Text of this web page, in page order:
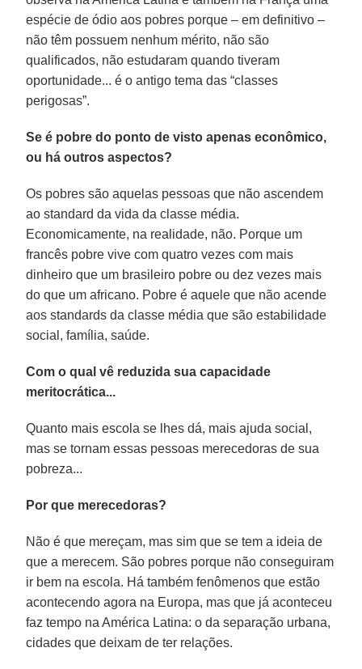
espécie de ódio aos pobres porque – em definitivo –
não têm possuem nenhum mérito, não são
qualificados, não estudaram quando tiveram
oportunidade... é o antigo tema das “classes
perigosas”.
Se é pobre do ponto de visto apenas econômico,
ou há outros aspectos?
Os pobres são aquelas pessoas que não ascendem
ao standard da vida da classe média.
Economicamente, na realidade, não. Porque um
francês pobre vive com quatro vezes com mais
dinheiro que um brasileiro pobre ou dez vezes mais
do que um africano. Pobre é aquele que não acende
aos standards da classe média que são estabilidade
social, família, saúde.
Com o qual vê reduzida sua capacidade
meritocrática...
Quanto mais escola se lhes dá, mais ajuda social,
mas se tornam essas pessoas merecedoras de sua
pobreza...
Por que merecedoras?
Não é que mereçam, mas sim que se tem a ideia de
que a merecem. São pobres porque não conseguiram
ir bem na escola. Há também fenômenos que estão
acontecendo agora na Europa, mas que já aconteceu
faz tempo na América Latina: o da separação urbana,
cidades que deixam de ter relações.